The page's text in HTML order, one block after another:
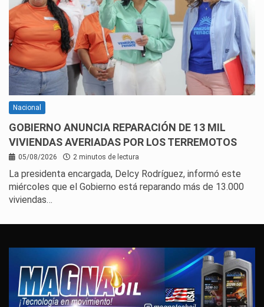
Nacional
GOBIERNO ANUNCIA REPARACIÓN DE 13 MIL
VIVIENDAS AVERIADAS POR LOS TERREMOTOS
05/08/2026 2 minutos de lectura
La presidenta encargada, Delcy Rodríguez, informó este
miércoles que el Gobierno está reparando más de 13.000
viviendas…